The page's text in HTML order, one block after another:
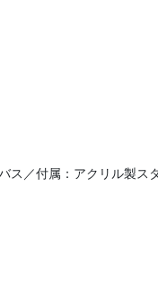
ス／付属：アクリル製ス